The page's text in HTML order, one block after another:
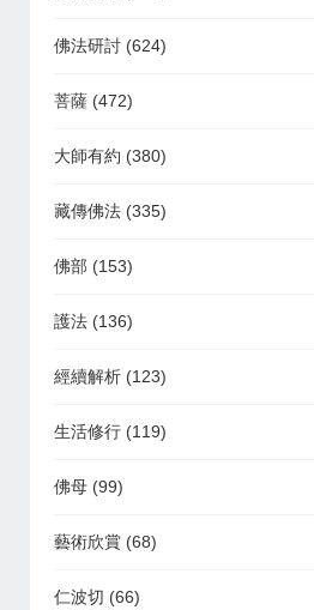
佛法研討 (624)
菩薩 (472)
大師有約 (380)
藏傳佛法 (335)
佛部 (153)
護法 (136)
經續解析 (123)
生活修行 (119)
佛母 (99)
藝術欣賞 (68)
仁波切 (66)